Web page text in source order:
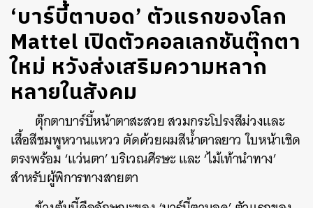
‘บาร์บี้ตาบอด’ ตัวแรกของโลก
Mattel เปิดตัวคอลเลกชันตุ๊กตา
ใหม่ หวังส่งเสริมความหลาก
หลายในสังคม
ตุ๊กตาบาร์บี้หน้าตาสะสวย สวมกระโปรงสีม่วงและ
เสื้อสีชมพูหวานแหวว ตัดด้วยผมสีน้ำตาลยาว ใบหน้าเชิด
ตรงพร้อม ‘แว่นตา’ บริเวณศีรษะ และ ‘ไม้เท้านำทาง’
สำหรับผู้พิการทางสายตา